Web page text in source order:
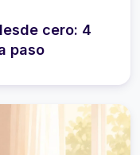
cero: 4
paso